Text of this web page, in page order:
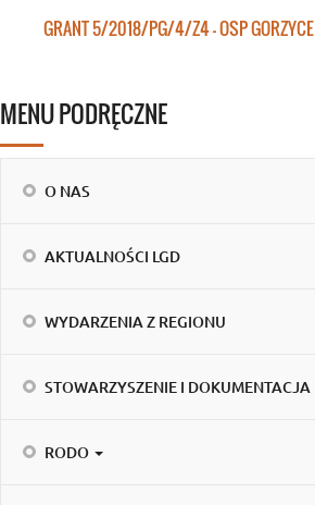
GRANT 5/2018/PG/4/Z4 - OSP GORZYCE
MENU PODRĘCZNE
O NAS
AKTUALNOŚCI LGD
WYDARZENIA Z REGIONU
STOWARZYSZENIE I DOKUMENTACJA
RODO